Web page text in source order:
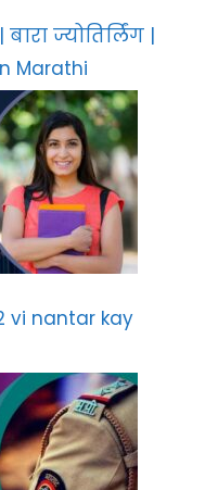
ज्योतिर्लिंग |
Marathi
vi nantar kay